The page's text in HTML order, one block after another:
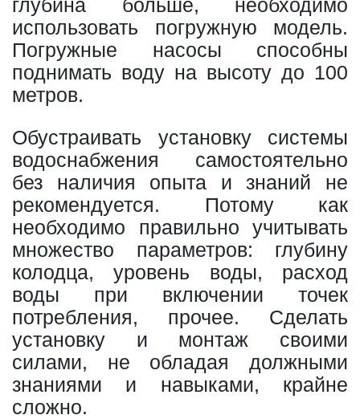
глубина больше, необходимо
использовать погружную модель.
Погружные насосы способны
поднимать воду на высоту до 100
метров.
Обустраивать установку системы
водоснабжения самостоятельно
без наличия опыта и знаний не
рекомендуется. Потому как
необходимо правильно учитывать
множество параметров: глубину
колодца, уровень воды, расход
воды при включении точек
потребления, прочее. Сделать
установку и монтаж своими
силами, не обладая должными
знаниями и навыками, крайне
сложно.